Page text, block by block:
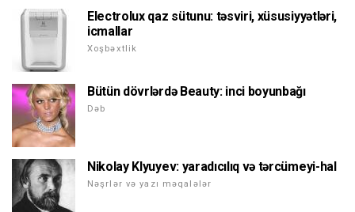
Electrolux qaz sütunu: təsviri, xüsusiyyətləri,
icmallar
Xoşbəxtlik
Bütün dövrlərdə Beauty: inci boyunbağı
Dəb
Nikolay Klyuyev: yaradıcılıq və tərcümeyi-hal
Nəşrlər və yazı məqalələr